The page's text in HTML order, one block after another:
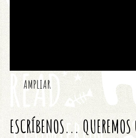
AMPLIAR
ESCRÍBENOS... QUEREMOS